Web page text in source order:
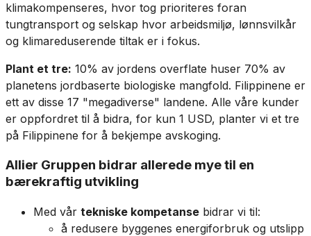
klimakompenseres, hvor tog prioriteres foran
tungtransport og selskap hvor arbeidsmiljø, lønnsvilkår
og klimareduserende tiltak er i fokus.
Plant et tre: 10% av jordens overflate huser 70% av
planetens jordbaserte biologiske mangfold. Filippinene er
ett av disse 17 "megadiverse" landene. Alle våre kunder
er oppfordret til å bidra, for kun 1 USD, planter vi et tre
på Filippinene for å bekjempe avskoging.
Allier Gruppen bidrar allerede mye til en
bærekraftig utvikling
Med vår tekniske kompetanse bidrar vi til:
å redusere byggenes energiforbruk og utslipp